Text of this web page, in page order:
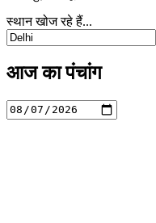
स्थान खोज रहे हैं...
आज का पंचांग